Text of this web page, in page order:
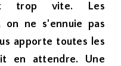
trop vite. Les
on ne s'ennuie pas
apporte toutes les
en attendre. Une